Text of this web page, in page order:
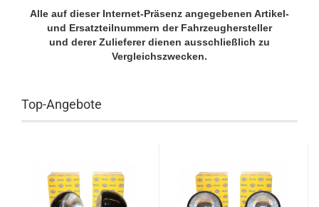
Alle auf dieser Internet-Präsenz angegebenen Artikel-
und Ersatzteilnummern der Fahrzeughersteller
und derer Zulieferer dienen ausschließlich zu
Vergleichszwecken.
Top-Angebote